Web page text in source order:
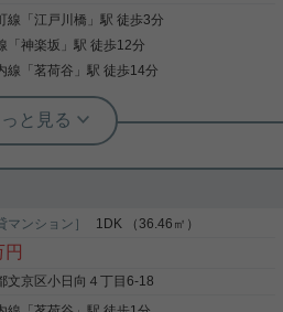
ュリティも安心！ 宅配ボックスで再配達の手
軽にお問い合わせくださいま
ム株式会社 茗荷谷店 TEL：03-6902-5021
さいませ！ ★お
のご相談もお気軽にどうぞ★ 実用春日ホーム
社 茗荷谷店 TEL：03-6902-5021
線 「江戸川橋 」駅 徒歩3分
「神楽坂 」駅 徒歩12分
線 「茗荷谷 」駅 徒歩14分
枝里
2LDK☆敷金・礼金ゼロ！
ン完備！ 追焚機能やネット無料等、室内設備
育もご相談可能となってお
（敷金積み増しとなります。） お気軽にお
マンション］ 1DK （36.46㎡）
円
文京区小日向４丁目6-18